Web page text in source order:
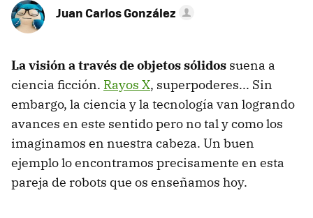
Juan Carlos González
La visión a través de objetos sólidos suena a
ciencia ficción. Rayos X, superpoderes... Sin
embargo, la ciencia y la tecnología van logrando
avances en este sentido pero no tal y como los
imaginamos en nuestra cabeza. Un buen
ejemplo lo encontramos precisamente en esta
pareja de robots que os enseñamos hoy.